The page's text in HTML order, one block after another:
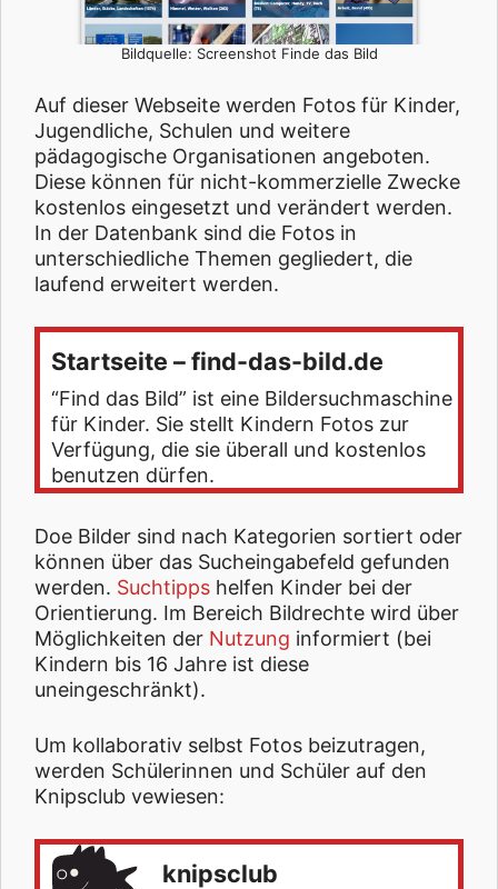
Bildquelle: Screenshot Finde das Bild
Auf dieser Webseite werden Fotos für Kinder,
Jugendliche, Schulen und weitere
pädagogische Organisationen angeboten.
Diese können für nicht-kommerzielle Zwecke
kostenlos eingesetzt und verändert werden.
In der Datenbank sind die Fotos in
unterschiedliche Themen gegliedert, die
laufend erweitert werden.
Startseite – find-das-bild.de
“Find das Bild” ist eine Bildersuchmaschine
für Kinder. Sie stellt Kindern Fotos zur
Verfügung, die sie überall und kostenlos
benutzen dürfen.
Doe Bilder sind nach Kategorien sortiert oder
können über das Sucheingabefeld gefunden
werden. Suchtipps helfen Kinder bei der
Orientierung. Im Bereich Bildrechte wird über
Möglichkeiten der Nutzung informiert (bei
Kindern bis 16 Jahre ist diese
uneingeschränkt).
Um kollaborativ selbst Fotos beizutragen,
werden Schülerinnen und Schüler auf den
Knipsclub vewiesen:
knipsclub